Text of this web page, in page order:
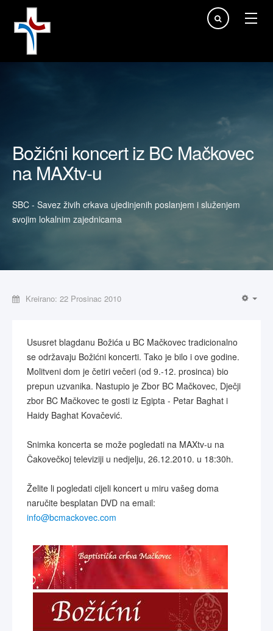
Traži...
Božićni koncert iz BC Mačkovec
na MAXtv-u
SBC - Savez živih crkava ujedinjenih poslanjem i služenjem
svojim lokalnim zajednicama
Kreirano: 22 Prosinac 2010
Ususret blagdanu Božića u BC Mačkovec tradicionalno
se održavaju Božićni koncerti. Tako je bilo i ove godine.
Molitveni dom je četiri večeri (od 9.-12. prosinca) bio
prepun uzvanika. Nastupio je Zbor BC Mačkovec, Dječji
zbor BC Mačkovec te gosti iz Egipta - Petar Baghat i
Haidy Baghat Kovačević.
Snimka koncerta se može pogledati na MAXtv-u na
Čakovečkoj televiziji u nedjelju, 26.12.2010. u 18:30h.
Želite li pogledati cijeli koncert u miru vašeg doma
naručite besplatan DVD na email:
info@bcmackovec.com